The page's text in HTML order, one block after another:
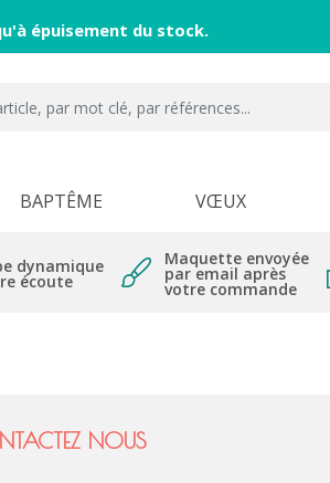
épuisement du stock.
BAPTÊME VŒUX
dynamique
écoute
Maquette envoyée
par email après
votre commande
NOUS